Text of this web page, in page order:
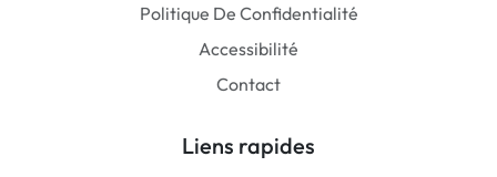
Politique De Confidentialité
Accessibilité
Contact
Liens rapides